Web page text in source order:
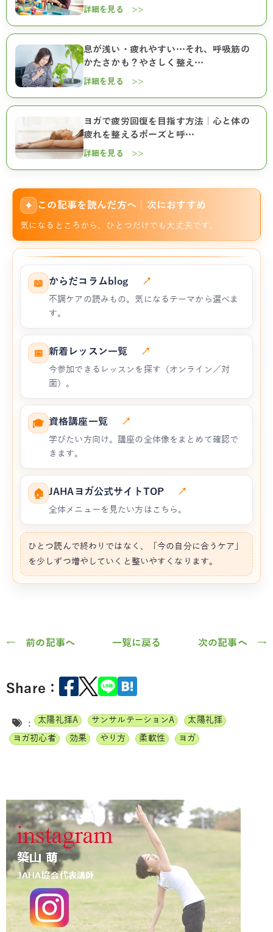
詳細を見る >>
息が浅い・疲れやすい…それ、呼吸筋の
かたさかも？やさしく整え…
詳細を見る >>
ヨガで疲労回復を目指す方法｜心と体の
疲れを整えるポーズと呼…
詳細を見る >>
✦ この記事を読んだ方へ｜次におすすめ
気になるところから、ひとつだけでも大丈夫です。
📖 からだコラムblog ↗
不調ケアの読みもの。気になるテーマから選べま
す。
📅 新着レッスン一覧 ↗
今参加できるレッスンを探す（オンライン／対
面）。
🎓 資格講座一覧 ↗
学びたい方向け。講座の全体像をまとめて確認で
きます。
🏠 JAHAヨガ公式サイトTOP ↗
全体メニューを見たい方はこちら。
ひとつ読んで終わりではなく、「今の自分に合うケア」
を少しずつ増やしていくと整いやすくなります。
← 前の記事へ 一覧に戻る 次の記事へ →
Share：
: 太陽礼拝A サンサルテーションA
太陽礼拝
ヨガ初心者
効果 やり方 柔軟性 ヨガ